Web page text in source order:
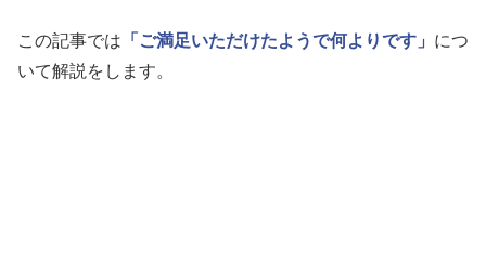
この記事では 「ご満足いただけたようで何よりです」 につ
いて解説をします。